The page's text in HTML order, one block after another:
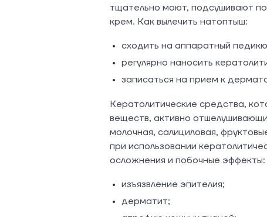
тщательно моют, подсушивают
крем. Как вылечить натоптыш:
сходить на аппаратный
регулярно наносить
записаться на прием к
Кератолитические средства,
веществ, активно
молочная, салициловая,
при использовании
осложнения и побочные эффекты:
изъязвление эпителия;
дерматит;